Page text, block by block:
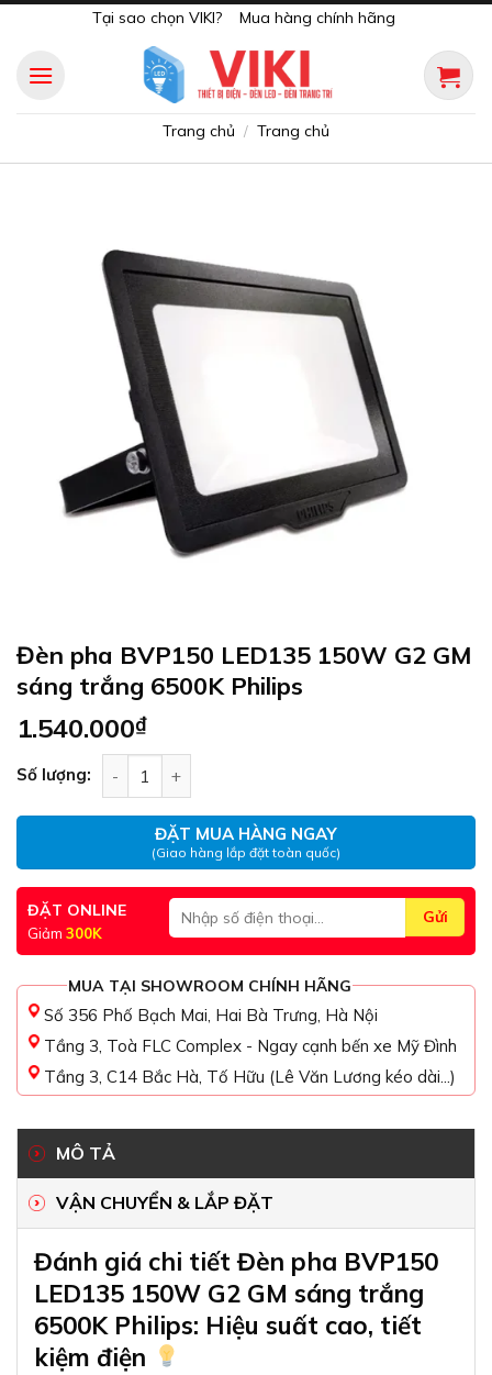
content
Tại sao chọn VIKI? Mua hàng chính hãng
Trang chủ / Trang chủ
Đèn pha BVP150 LED135 150W G2 GM
sáng trắng 6500K Philips
1.540.000₫
Số lượng:
ĐẶT MUA HÀNG NGAY
(Giao hàng lắp đặt toàn quốc)
ĐẶT ONLINE
Giảm 300K
MUA TẠI SHOWROOM CHÍNH HÃNG
Số 356 Phố Bạch Mai, Hai Bà Trưng, Hà Nội
Tầng 3, Toà FLC Complex - Ngay cạnh bến xe Mỹ Đình
Tầng 3, C14 Bắc Hà, Tố Hữu (Lê Văn Lương kéo dài...)
MÔ TẢ
VẬN CHUYỂN & LẮP ĐẶT
Đánh giá chi tiết Đèn pha BVP150
LED135 150W G2 GM sáng trắng
6500K Philips: Hiệu suất cao, tiết
kiệm điện